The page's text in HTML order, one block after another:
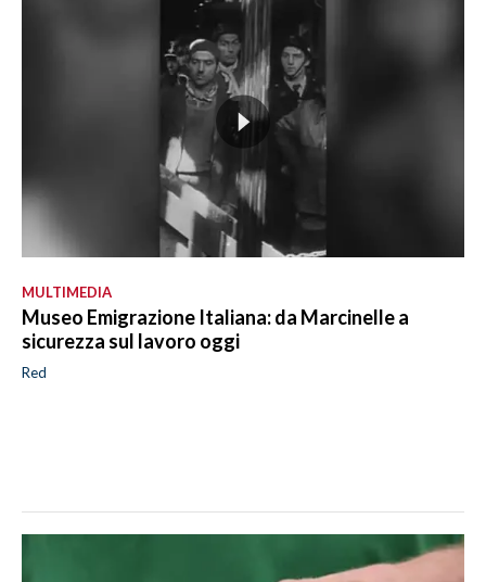
MULTIMEDIA
Museo Emigrazione Italiana: da Marcinelle a
sicurezza sul lavoro oggi
Red